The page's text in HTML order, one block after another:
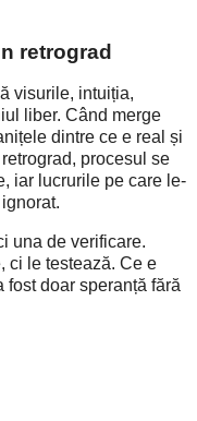
retrograd
visurile, intuiția,
liber. Când merge
dintre ce e real și
procesul se
iar lucrurile pe care le-
una de verificare.
ci le testează. Ce e
fost doar speranță fără